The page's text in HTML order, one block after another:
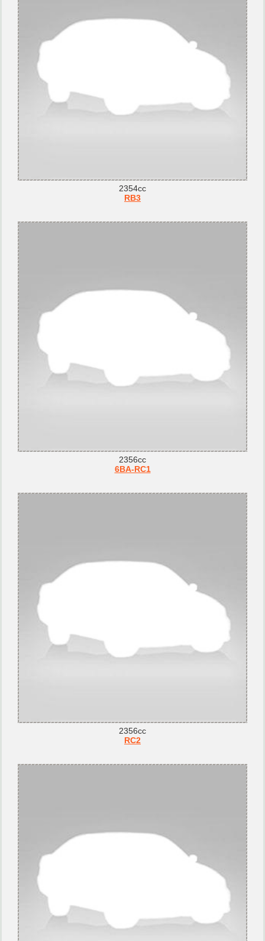
2354cc
RB3
2356cc
6BA-RC1
2356cc
RC2